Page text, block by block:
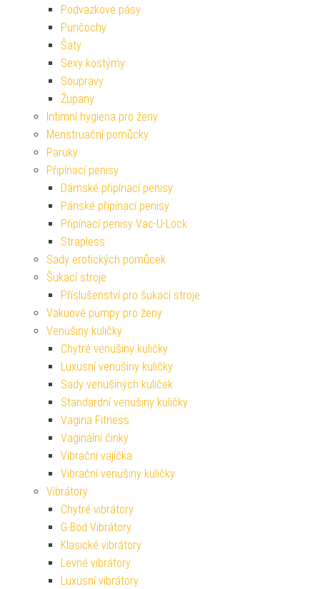
Podvazkové pásy
Punčochy
Šaty
Sexy kostýmy
Soupravy
Župany
Intimní hygiena pro ženy
Menstruační pomůcky
Paruky
Připínací penisy
Dámské připínací penisy
Pánské připínací penisy
Připínací penisy Vac-U-Lock
Strapless
Sady erotických pomůcek
Šukací stroje
Příslušenství pro šukací stroje
Vakuové pumpy pro ženy
Venušiny kuličky
Chytré venušiny kuličky
Luxusní venušiny kuličky
Sady venušiných kuliček
Standardní venušiny kuličky
Vagina Fitness
Vaginální činky
Vibrační vajíčka
Vibrační venušiny kuličky
Vibrátory
Chytré vibrátory
G-Bod Vibrátory
Klasické vibrátory
Levné vibrátory
Luxusní vibrátory